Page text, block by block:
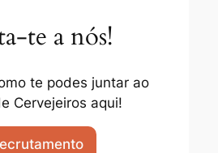
te a nós!
te podes juntar ao
Cervejeiros aqui!